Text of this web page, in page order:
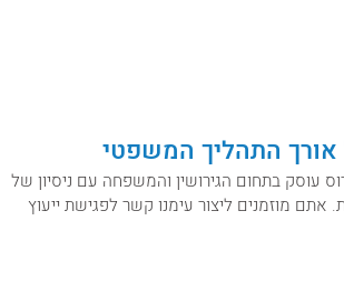
אורך התהליך המשפטי
עוסק בתחום הגירושין והמשפחה עם ניסיון של
אתם מוזמנים ליצור עימנו קשר לפגישת ייעוץ